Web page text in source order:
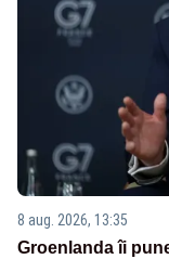
8 aug. 2026, 13:35
Groenlanda îi